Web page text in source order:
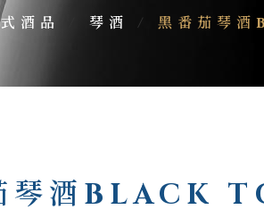
酒品 琴酒 / 黑番茄琴
琴酒BLACK